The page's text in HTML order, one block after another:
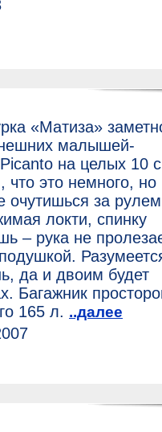
«Матиза»
малышей-
на целых 10
что это немного, но
очутишься за
локти, спинку
– рука не
да и двоим будет
Багажник
165 л. ..далее